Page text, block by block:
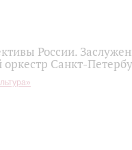
России.
Санкт-